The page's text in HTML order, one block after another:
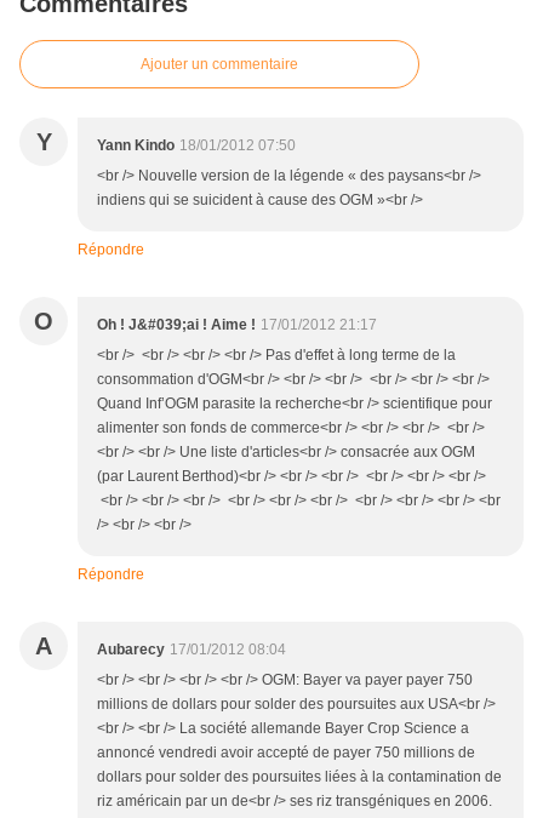
Ajouter un commentaire
Y Yann Kindo 18/01/2012 07:50
<br /> Nouvelle version de la légende « des paysans<br />
indiens qui se suicident à cause des OGM »<br />
Répondre
O Oh ! J&#039;ai ! Aime ! 17/01/2012 21:17
<br /> <br /> <br /> <br /> Pas d'effet à long terme de la
consommation d'OGM<br /> <br /> <br /> <br /> <br /> <br />
Quand Inf’OGM parasite la recherche<br /> scientifique pour
alimenter son fonds de commerce<br /> <br /> <br /> <br />
<br /> <br /> Une liste d'articles<br /> consacrée aux OGM
(par Laurent Berthod)<br /> <br /> <br /> <br /> <br /> <br />
<br /> <br /> <br /> <br /> <br /> <br /> <br /> <br /> <br /> <br
/> <br /> <br />
Répondre
A Aubarecy 17/01/2012 08:04
<br /> <br /> <br /> <br /> OGM: Bayer va payer payer 750
millions de dollars pour solder des poursuites aux USA<br />
<br /> <br /> La société allemande Bayer Crop Science a
annoncé vendredi avoir accepté de payer 750 millions de
dollars pour solder des poursuites liées à la contamination de
riz américain par un de<br /> ses riz transgéniques en 2006.